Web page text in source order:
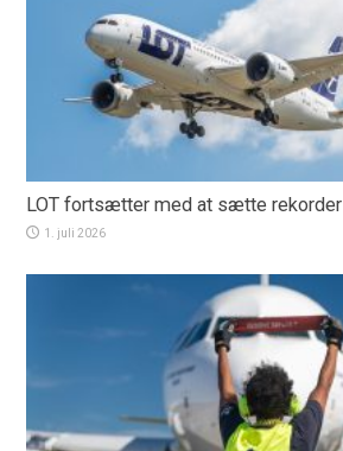
LOT fortsætter med at sætte rekorder
1. juli 2026